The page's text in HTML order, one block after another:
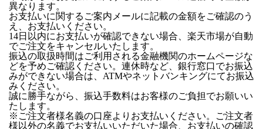
異なります。
お支払いに関するご案内メールに記載の金額をご確認のう
え、お支払いください。
14日以内にお支払いが確認できない場合、楽天市場が自動
でご注文をキャンセルいたします。
振込の取扱時間はご利用される金融機関のホームページな
どを予めご確認ください。連休時など、銀行窓口でお振込
みができない場合は、ATMやネットバンキングにてお振込
みください。
誠に勝手ながら、振込手数料はお客様のご負担でお願いい
たします。
※ご注文者様名義の口座よりお支払いください。ご注文者
様以外の名義でお支払いいただいた場合、お支払いの確認